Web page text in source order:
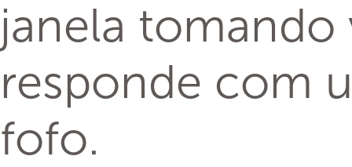
janela tomando
responde com
fofo.